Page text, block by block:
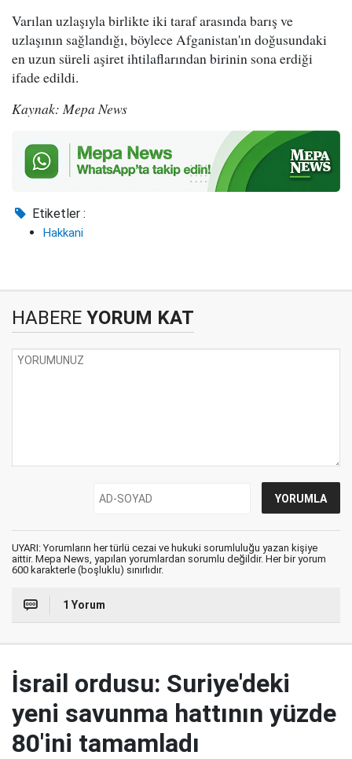
Varılan uzlaşıyla birlikte iki taraf arasında barış ve
uzlaşının sağlandığı, böylece Afganistan'ın doğusundaki
en uzun süreli aşiret ihtilaflarından birinin sona erdiği
ifade edildi.
Kaynak: Mepa News
Etiketler :
Hakkani
HABERE YORUM KAT
UYARI: Yorumların her türlü cezai ve hukuki sorumluluğu yazan kişiye
aittir. Mepa News, yapılan yorumlardan sorumlu değildir. Her bir yorum
600 karakterle (boşluklu) sınırlıdır.
1 Yorum
İsrail ordusu: Suriye'deki
yeni savunma hattının yüzde
80'ini tamamladı